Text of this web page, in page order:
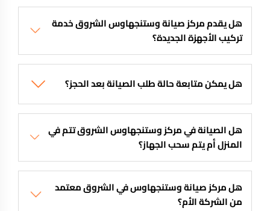
هل يقدم مركز صيانة وستنجهاوس الشروق خدمة
تركيب الأجهزة الجديدة؟
هل يمكن متابعة حالة طلب الصيانة بعد الحجز؟
هل الصيانة في مركز وستنجهاوس الشروق تتم في
المنزل أم يتم سحب الجهاز؟
هل مركز صيانة وستنجهاوس في الشروق معتمد
من الشركة الأم؟